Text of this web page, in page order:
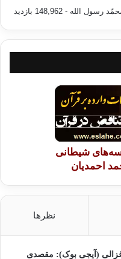
الْكُبْرَى (٢٠)فَكَذَّبَ وَعَصَى (٢١)ثُمَّ أَدْبَرَ يَسْعَى (٢٢)فَحَشَرَ فَنَادَى (٢٣)فَقَالَ أَنَا رَبُّكُمُ
گاه که پروردگارش او را در
به سوی فرعون که سرکشی و
در آن هستی‌) رها و پاک گردی‌؟
به تـو بشناسانم‌) تا تو (‌از او)
موسی بـه پیش فرعون رفت و)
را بدو نشان داد. امّا فرعون‌،
کرد و رفت و (‌برای مبارزۀ با
خدا او را به عذاب دنیا و
عبرت بزرگی است برای کسی که
رسول الله - 148,962 بازدید
شیطانی
احمدیان
نظرها
(آیجی بوک): مقصدی